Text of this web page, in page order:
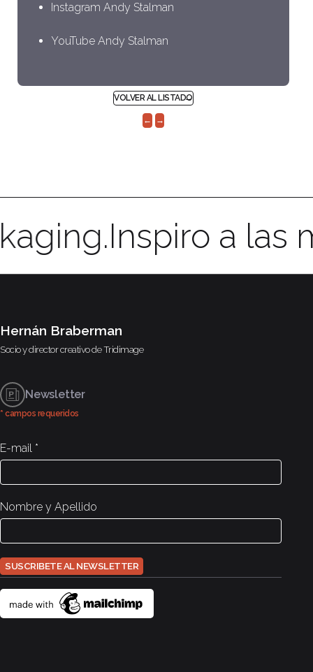
Instagram Andy Stalman
YouTube Andy Stalman
VOLVER AL LISTADO
← →
Inspiro a las
Hernán Braberman
Socio y director creativo deTridimage
Newsletter
* campos requeridos
E-mail *
Nombre y Apellido